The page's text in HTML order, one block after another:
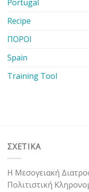
Portugal
Recipe
ΠΟΡΟΙ
Spain
Training Tool
ΣΧΕΤΙΚΑ
Η Μεσογειακή
Πολιτιστική